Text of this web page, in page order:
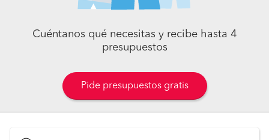
Cuéntanos qué necesitas y recibe hasta 4
presupuestos
Pide presupuestos gratis